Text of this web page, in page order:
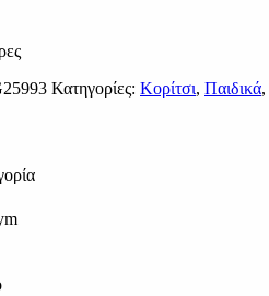
Κατηγορίες: Κορίτσι, Παιδικά,